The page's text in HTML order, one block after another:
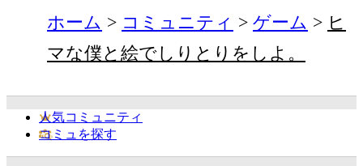
ホーム コミュニティ ゲーム
ヒ
マな僕と絵でしりとりをしよ。
人気コミュニティ
コミュを探す